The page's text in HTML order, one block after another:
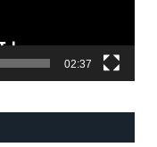
02:37